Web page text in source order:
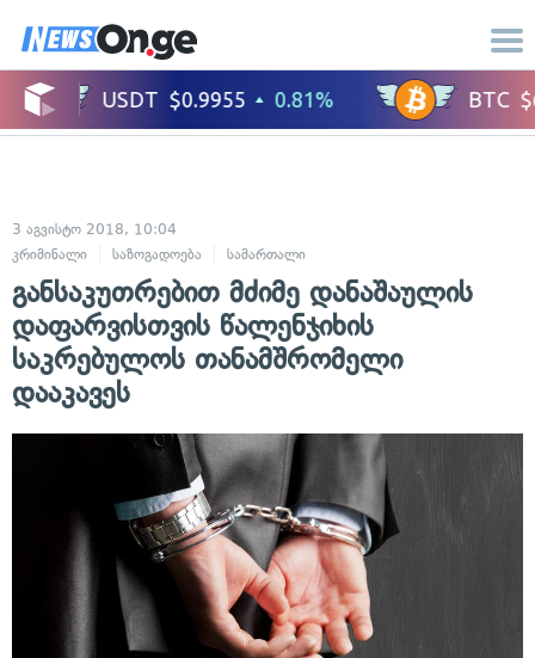
3 აგვისტო 2018, 10:04
კრიმინალი
საზოგადოება სამართალი
განსაკუთრებით მძიმე დანაშაულის
დაფარვისთვის წალენჯიხის
საკრებულოს თანამშრომელი
დააკავეს